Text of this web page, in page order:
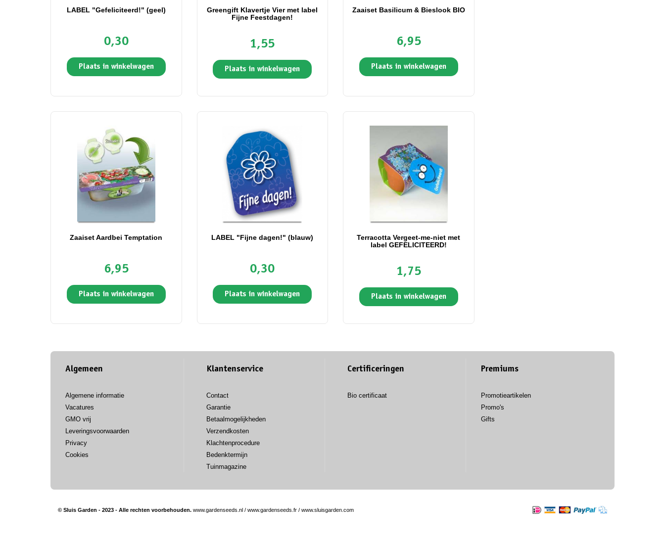
LABEL "Gefeliciteerd!" (geel)
0,30
Plaats in winkelwagen
Greengift Klavertje Vier met label
Fijne Feestdagen!
1,55
Plaats in winkelwagen
Zaaiset Basilicum & Bieslook BIO
6,95
Plaats in winkelwagen
Zaaiset Aardbei Temptation
6,95
Plaats in winkelwagen
LABEL "Fijne dagen!" (blauw)
0,30
Plaats in winkelwagen
Terracotta Vergeet-me-niet met
label GEFELICITEERD!
1,75
Plaats in winkelwagen
Algemeen
Algemene informatie
Vacatures
GMO vrij
Leveringsvoorwaarden
Privacy
Cookies
Klantenservice
Contact
Garantie
Betaalmogelijkheden
Verzendkosten
Klachtenprocedure
Bedenktermijn
Tuinmagazine
Certificeringen
Bio certificaat
Premiums
Promotieartikelen
Promo's
Gifts
© Sluis Garden - 2023 - Alle rechten voorbehouden. www.gardenseeds.nl / www.gardenseeds.fr / www.sluisgarden.com